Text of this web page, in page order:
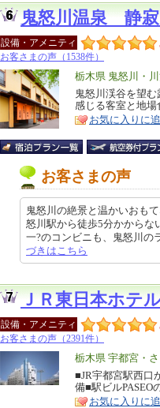
鬼怒川温泉 静
設備・アメニティ
お客さまの声（1538件）
エ
リ
ア
栃木県 鬼怒川・
特
徴
鬼怒川渓谷を望
感じる客室と地
お気に入りに
お客さまの声
鬼怒川の絶景と温かいおも
怒川駅から徒歩5分かからな
一?のコンビニも、鬼怒川
づきはこちら
ＪＲ東日本ホテ
設備・アメニティ
お客さまの声（2391件）
エ
リ
ア
栃木県 宇都宮・
特
徴
■JR宇都宮駅西口
備■駅ビルPASEO
お気に入りに